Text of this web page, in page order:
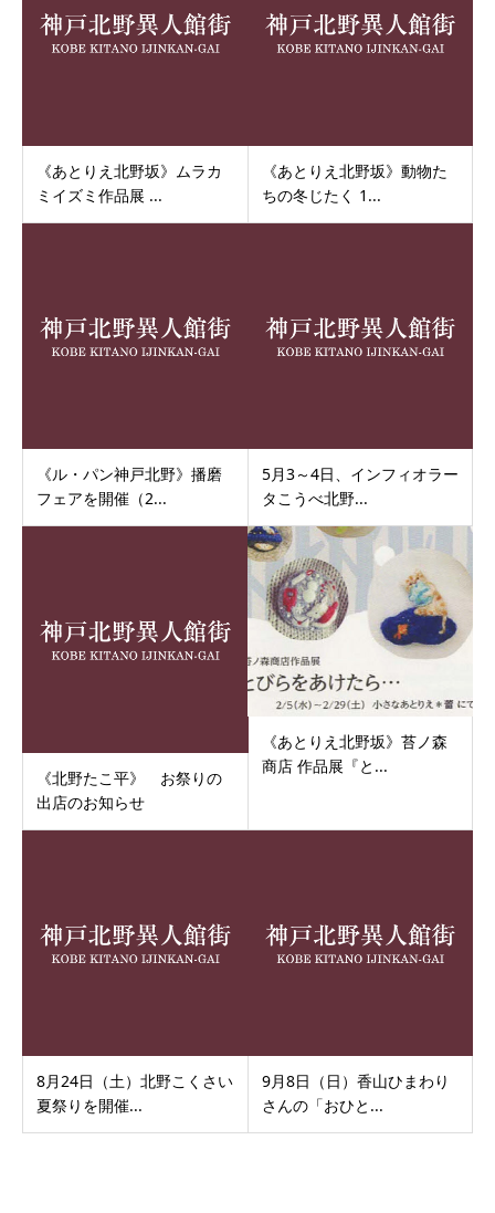
《あとりえ北野坂》ムラカ
ミイズミ作品展 ...
《あとりえ北野坂》動物た
ちの冬じたく 1...
《ル・パン神戸北野》播磨
フェアを開催（2...
5月3～4日、インフィオラー
タこうべ北野...
《北野たこ平》 お祭りの
出店のお知らせ
《あとりえ北野坂》苔ノ森
商店 作品展『と...
8月24日（土）北野こくさい
夏祭りを開催...
9月8日（日）香山ひまわり
さんの「おひと...